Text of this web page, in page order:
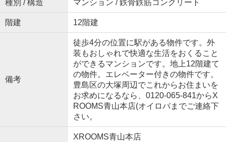
種別 / 構造 マンション / 鉄骨鉄筋コンクリート
階建 12階建
備考
徒歩4分の位置に駅がある物件です。外
装もおしゃれで快適な生活をおくること
ができるマンションです。地上12階建て
の物件。エレベーター付きの物件です。
豊島区の大塚周辺でこれからお住まいを
お求めになるなら、0120-065-841からX
ROOMS青山本店(オイロバまでご連絡下
さい。
XROOMS青山本店